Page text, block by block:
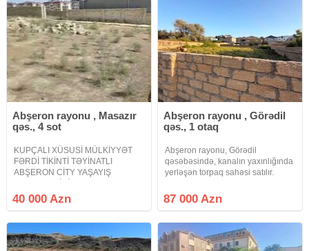
Abşeron rayonu , Masazır
qəs., 4 sot
KUPÇALI XÜSUSİ MÜLKİYYƏT
FƏRDİ TİKİNTİ TƏYİNATLI
ABŞERON CİTY YAŞAYIŞ
DUZ GÖLÜ İLƏ ÜZBƏÜZ. Masazır
- Novxanı yolunun üstündə
kompleksinin arxasında 4 sot
torpaq sahəsi xüsusi
40 000 Azn
Abşeron rayonu , Görədil
qəs., 1 otaq
Abşeron rayonu, Görədil
qəsəbəsində, kanalın yaxınlığında
yerləşən torpaq sahəsi satılır.
mülkiyyət Yaşayış təyinatlıdır (fərdi
yaşayış evi tikintisi üçün) Torpaq
87 000 Azn